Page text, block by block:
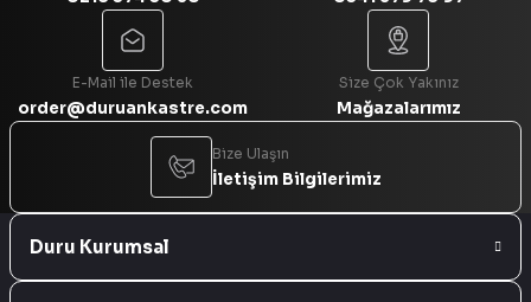
E-Mail ile Destek
order@duruankastre.com
Size Çok Yakınız
Mağazalarımız
Bize Ulaşın
İletişim Bilgilerimiz
Duru Kurumsal